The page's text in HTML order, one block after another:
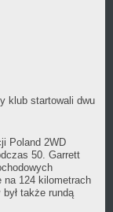
klub startowali dwu
Poland 2WD
50. Garrett
124 kilometrach
także rundą